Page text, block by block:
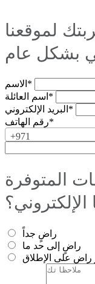
لموقعنا
بشكل عام
الاسم*
اسم العائلة*
البريد الإلكتروني*
رقم الهاتف*
+971
المتوفرة
راضٍ جداً
راضٍ إلى حد ما
راضٍ على الإطلاق